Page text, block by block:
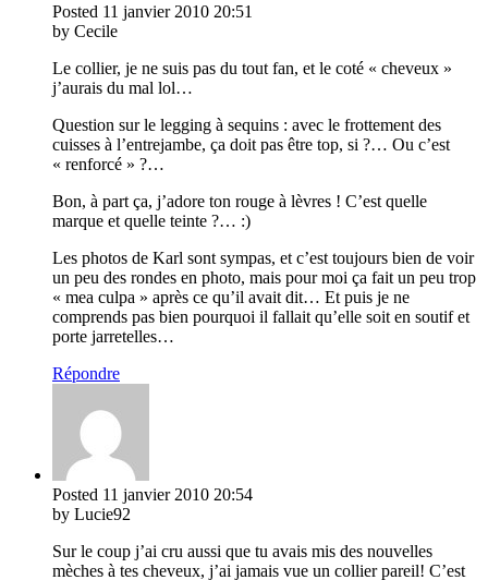
Posted 11 janvier 2010 20:51
by Cecile
Le collier, je ne suis pas du tout fan, et le coté « cheveux »
j’aurais du mal lol…
Question sur le legging à sequins : avec le frottement des
cuisses à l’entrejambe, ça doit pas être top, si ?… Ou c’est
« renforcé » ?…
Bon, à part ça, j’adore ton rouge à lèvres ! C’est quelle
marque et quelle teinte ?… :)
Les photos de Karl sont sympas, et c’est toujours bien de voir
un peu des rondes en photo, mais pour moi ça fait un peu trop
« mea culpa » après ce qu’il avait dit… Et puis je ne
comprends pas bien pourquoi il fallait qu’elle soit en soutif et
porte jarretelles…
Répondre
Posted 11 janvier 2010 20:54
by Lucie92
Sur le coup j’ai cru aussi que tu avais mis des nouvelles
mèches à tes cheveux, j’ai jamais vue un collier pareil! C’est